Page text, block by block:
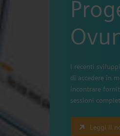
I recenti
di accedere in
incontrare
sessioni
Leggi il